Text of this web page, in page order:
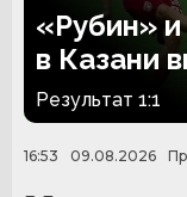
«Рубин»
в Казани
Результат 1:1
16:53 09.08.2026